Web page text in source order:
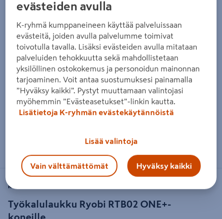
Zoomaa kuvaa sormilla kosketusnäytöllä
Työkalulaukku Ryobi RTB02 ONE+-
koneille
RYOBI
evästeiden avulla
K-ryhmä kumppaneineen käyttää palveluissaan
evästeitä, joiden avulla palvelumme toimivat
toivotulla tavalla. Lisäksi evästeiden avulla mitataan
palveluiden tehokkuutta sekä mahdollistetaan
yksilöllinen ostokokemus ja personoidun mainonnan
tarjoaminen. Voit antaa suostumuksesi painamalla
”Hyväksy kaikki”. Pystyt muuttamaan valintojasi
myöhemmin ”Evästeasetukset”-linkin kautta.
Lisätietoja K-ryhmän evästekäytännöistä
Lisää valintoja
Vain välttämättömät Hyväksy kaikki